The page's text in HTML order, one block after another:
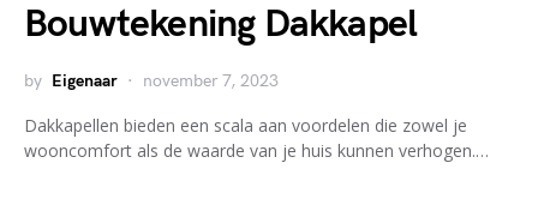
Bouwtekening Dakkapel
by Eigenaar november 7, 2023
Dakkapellen bieden een scala aan voordelen die zowel je
wooncomfort als de waarde van je huis kunnen verhogen.…